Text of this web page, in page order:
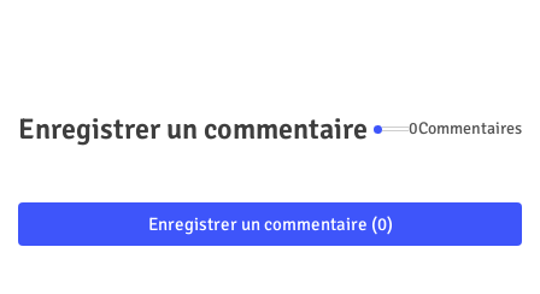
Enregistrer un commentaire 0Commentaires
Enregistrer un commentaire (0)